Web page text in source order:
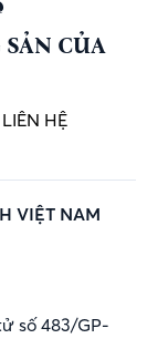
CỦA
LIÊN HỆ
VIỆT NAM
số 483/GP-